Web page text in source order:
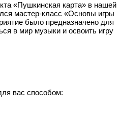
«Пушкинская карта» в нашей
мастер-класс «Основы игры
было предназначено для
в мир музыки и освоить игру
вас способом: